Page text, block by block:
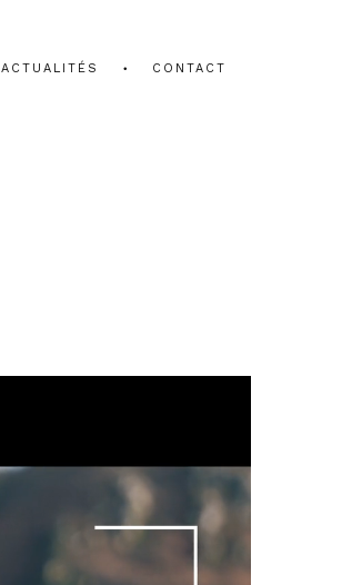
ACTUALITÉS CONTACT